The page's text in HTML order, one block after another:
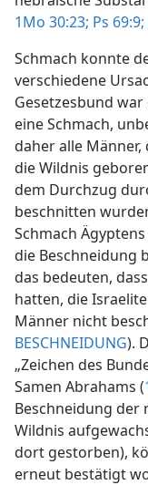
geschmäht
1Mo 30:23; Ps 69:9;
Schmach konnte
verschiedene
Gesetzesbund
eine Schmach,
daher alle
die Wildnis
dem Durchzug
beschnitten
Schmach
die Beschneidung
das bedeuten,
hatten, die
Männer nicht
BESCHNEIDUNG).
„Zeichen des
Samen Abrahams (
Beschneidung der
Wildnis
dort gestorben),
erneut bestätigt